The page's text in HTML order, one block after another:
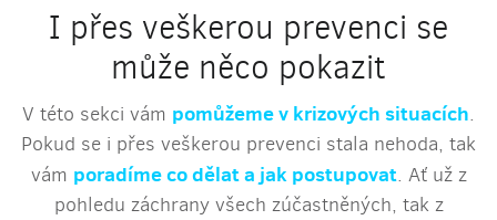
I přes veškerou prevenci se
může něco pokazit
V této sekci vám pomůžeme v krizových situacích.
Pokud se i přes veškerou prevenci stala nehoda, tak
vám poradíme co dělat a jak postupovat. Ať už z
pohledu záchrany všech zúčastněných, tak z